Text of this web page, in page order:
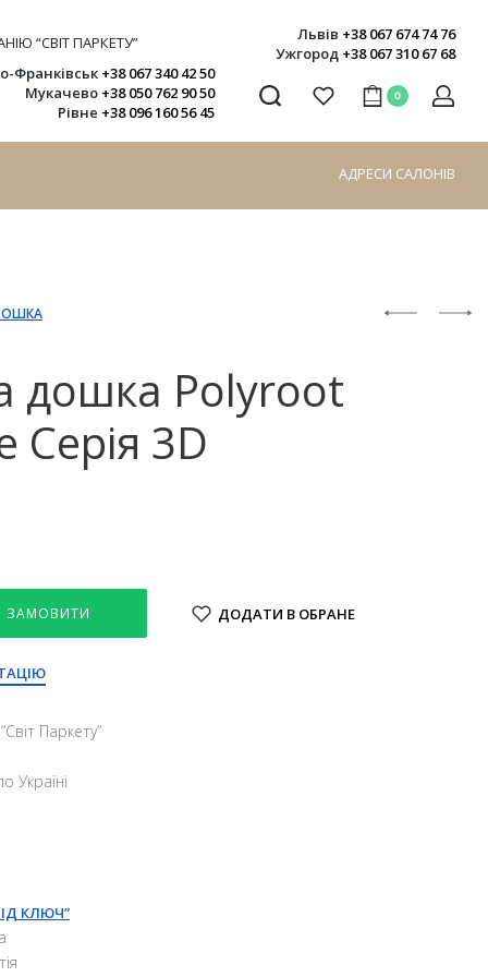
“СВІТ ПАРКЕТУ” Львів +38 067 674 74 76
Ужгород +38 067 310 67 68
Франківськ +38 067 340 42 50
Мукачево +38 050 762 90 50
Рівне +38 096 160 56 45
0
АДРЕСИ САЛОНІВ
дошка Polyroot
Серія 3D
ЗАМОВИТИ ДОДАТИ В ОБРАНЕ
Паркету”
КЛЮЧ”